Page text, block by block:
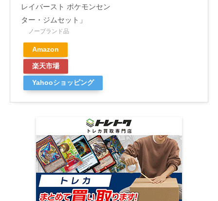
レイバースト ポケモンセン
ター・ジムセット」
ノーブランド品
Amazon
楽天市場
Yahooショッピング